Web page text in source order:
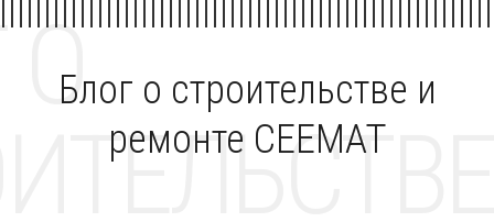
Блог о строительстве и
ремонте CEEMAT
О